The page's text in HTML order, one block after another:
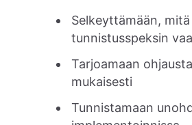
Selkeyttämään,
tunnistusspeksin
Tarjoamaan
mukaisesti
Tunnistamaan